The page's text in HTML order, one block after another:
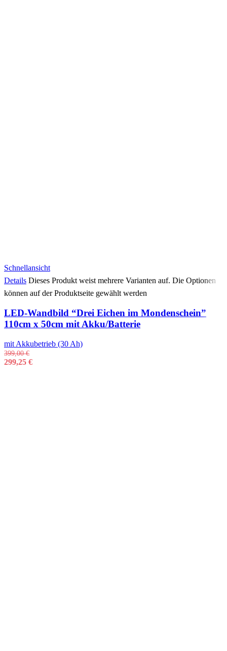
Schnellansicht
Details Dieses Produkt weist mehrere Varianten auf. Die Optionen
können auf der Produktseite gewählt werden
LED-Wandbild “Drei Eichen im Mondenschein”
110cm x 50cm mit Akku/Batterie
mit Akkubetrieb (30 Ah)
399,00€
299,25 €